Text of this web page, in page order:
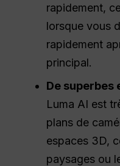
rapidement,
lorsque vous
rapidement
principal.
De superbes
Luma AI est
plans de
espaces 3D,
paysages ou